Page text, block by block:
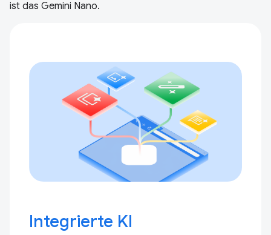
ist das Gemini Nano.
Integrierte KI